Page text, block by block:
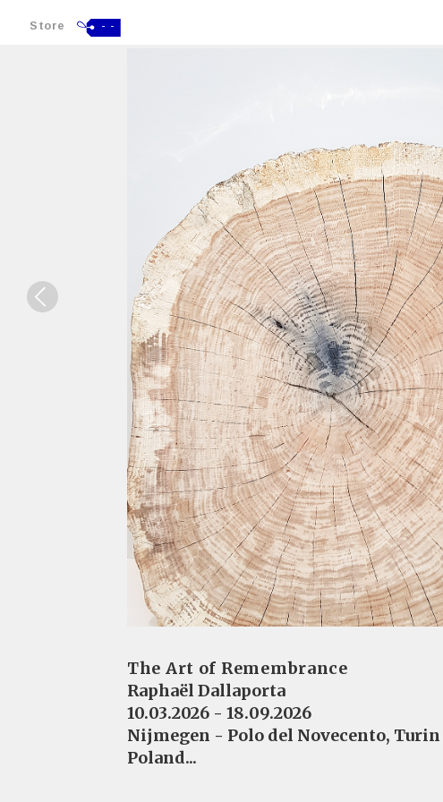
Store - -
The Art of Remembrance
Raphaël Dallaporta
10.03.2026 - 18.09.2026
Nijmegen - Polo del Novecento,
Poland...